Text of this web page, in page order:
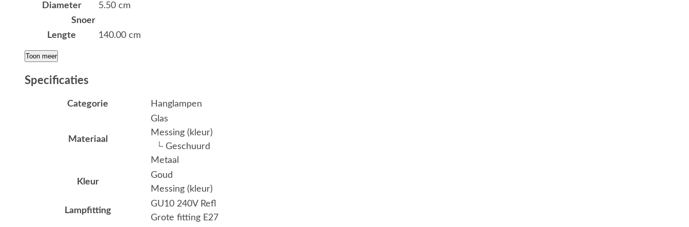
Diameter
5.50 cm
Snoer
Lengte
140.00 cm
Toon meer
Specificaties
Categorie Hanglampen
Materiaal
Glas
Messing (kleur)
└ Geschuurd
Metaal
Kleur
Goud
Messing (kleur)
Lampfitting
GU10 240V Refl
Grote fitting E27